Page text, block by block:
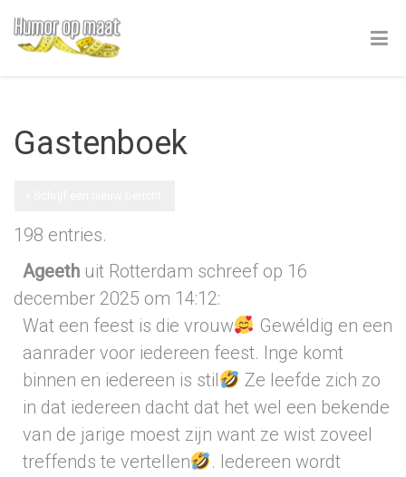
Gastenboek
198 entries.
Ageeth uit Rotterdam schreef op 16
december 2025 om 14:12:
Wat een feest is die vrouw
Gewéldig en een
aanrader voor iedereen feest. Inge komt
binnen en iedereen is stil
Ze leefde zich zo
in dat iedereen dacht dat het wel een bekende
van de jarige moest zijn want ze wist zoveel
treffends te vertellen
. Iedereen wordt